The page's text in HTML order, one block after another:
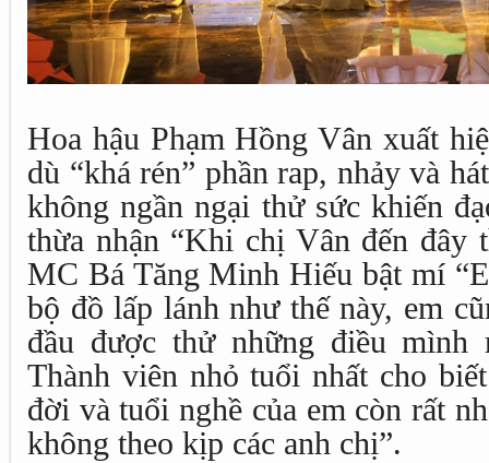
Hoa hậu Phạm Hồng Vân xuất
dù “khá rén” phần rap, nhảy và
không ngần ngại thử sức khiến
thừa nhận “Khi chị Vân đến
MC Bá Tăng Minh Hiếu bật mí
bộ đồ lấp lánh như thế này, em
đầu được thử những điều mình
Thành viên nhỏ tuổi nhất cho
đời và tuổi nghề của em còn rất
không theo kịp các anh chị”.